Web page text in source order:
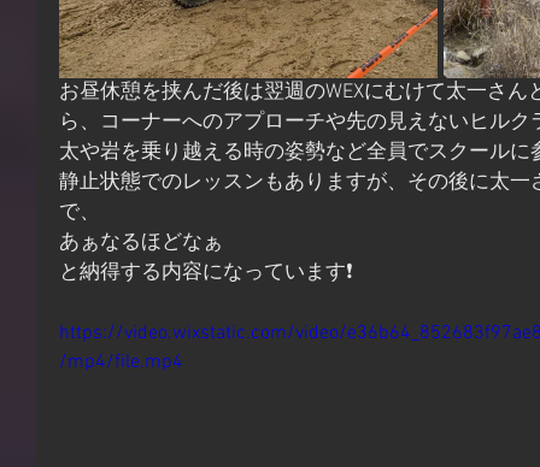
お昼休憩を挟んだ後は翌週のWEXにむけて太一さ
ら、コーナーへのアプローチや先の見えないヒル
太や岩を乗り越える時の姿勢など全員でスクールに
静止状態でのレッスンもありますが、その後に太
で、
あぁなるほどなぁ
と納得する内容になっています❗
https://video.wixstatic.com/video/
/mp4/file.mp4